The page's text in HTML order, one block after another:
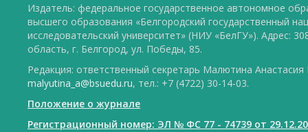
Издатель: федеральное государственное автономное
высшего образования «Белгородский государственный
исследовательский университет» (НИУ «БелГУ»). Адрес:
область, г. Белгород, ул. Победы, 85.
Редакция: ответственный секретарь Малютина
malyutina_a@bsuedu.ru, тел.: +7 (4722) 30-14-03.
Положение о журнале
Регистрационный номер: ЭЛ № ФС 77 - 74739 от